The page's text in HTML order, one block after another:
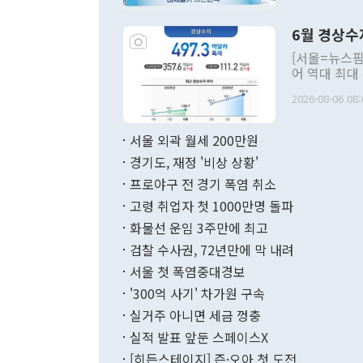
주의적 희망
관의 대북
관 부처 장
관의 무리한
다. [정동영 통일부 장관이 지난달 23일 오후 서울 종로구 정부서울청사에
무너졌다고
함께 4자 대
6월 경상
[서울=뉴스
어 역대 최
료=한국은행] 한국은행이 6일 발표한 '2026년 6월 국제수지(잠정)'
며 월간 기
196.9% 급
수출은
기록했지만
2026-08-06
서울 외곽 월세 200만원
경기도, 재정 '비상 상황'
프로야구 전 경기 폭염 취소
고령 취업자 첫 1000만명 돌파
화물선 운임 3주만에 최고
검찰 수사권, 72년만에 막 내려
서울 첫 폭염중대경보
'300억 사기' 차가원 구속
실거주 아니면 세금 껑충
실적 발표 앞둔 스페이스X